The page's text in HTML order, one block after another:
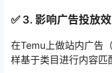
✅ 3. 影响广告投放
在Temu上做站内广告
样基于类目进行内容匹